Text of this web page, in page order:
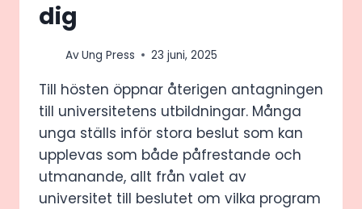
dig
AvUng Press 23 juni, 2025
Till hösten öppnar återigen antagningen
till universitetens utbildningar. Många
unga ställs inför stora beslut som kan
upplevas som både påfrestande och
utmanande, allt från valet av
universitet till beslutet om vilka program